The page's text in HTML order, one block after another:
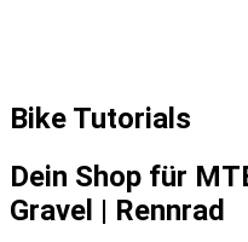
Bike Tutorials
Dein Shop für
Gravel | Rennrad